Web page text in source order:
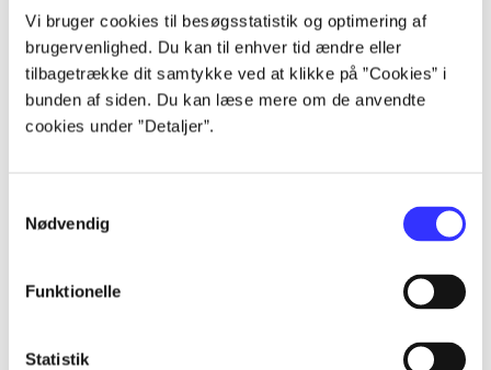
Vi bruger cookies til besøgsstatistik og optimering af
brugervenlighed. Du kan til enhver tid ændre eller
tilbagetrække dit samtykke ved at klikke på ”Cookies” i
bunden af siden. Du kan læse mere om de anvendte
cookies under ”Detaljer”.
Nødvendig
Funktionelle
Statistik
...